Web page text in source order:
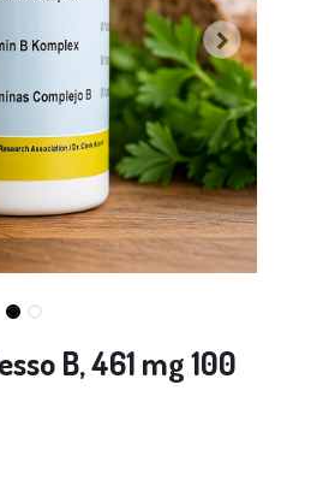
B, 461 mg 100